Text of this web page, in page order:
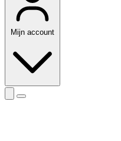
Mijn account